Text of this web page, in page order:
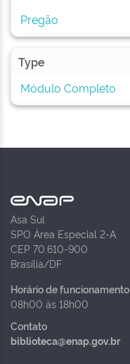
Pregão
Type
Módulo Completo
Asa Sul
SPO Área Especial 2-A
CEP 70.610-900
Brasília/DF
Horário de funcionamento
08h00 às 18h00
Contato
biblioteca@enap.gov.br